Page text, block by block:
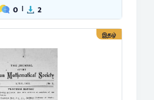
0 | 2
இதழ்